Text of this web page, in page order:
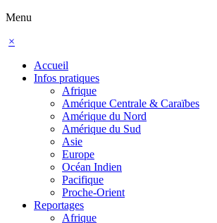
Menu
×
Accueil
Infos pratiques
Afrique
Amérique Centrale & Caraïbes
Amérique du Nord
Amérique du Sud
Asie
Europe
Océan Indien
Pacifique
Proche-Orient
Reportages
Afrique